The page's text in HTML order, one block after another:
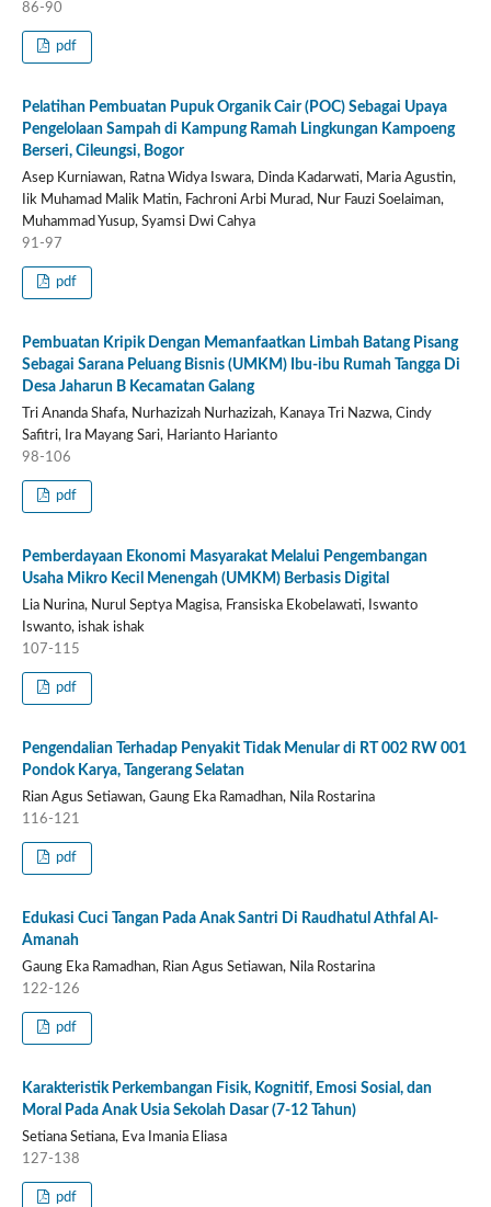
86-90
pdf
Pelatihan Pembuatan Pupuk Organik Cair (POC) Sebagai Upaya
Pengelolaan Sampah di Kampung Ramah Lingkungan Kampoeng
Berseri, Cileungsi, Bogor
Asep Kurniawan, Ratna Widya Iswara, Dinda Kadarwati, Maria Agustin,
Iik Muhamad Malik Matin, Fachroni Arbi Murad, Nur Fauzi Soelaiman,
Muhammad Yusup, Syamsi Dwi Cahya
91-97
pdf
Pembuatan Kripik Dengan Memanfaatkan Limbah Batang Pisang
Sebagai Sarana Peluang Bisnis (UMKM) Ibu-ibu Rumah Tangga Di
Desa Jaharun B Kecamatan Galang
Tri Ananda Shafa, Nurhazizah Nurhazizah, Kanaya Tri Nazwa, Cindy
Safitri, Ira Mayang Sari, Harianto Harianto
98-106
pdf
Pemberdayaan Ekonomi Masyarakat Melalui Pengembangan
Usaha Mikro Kecil Menengah (UMKM) Berbasis Digital
Lia Nurina, Nurul Septya Magisa, Fransiska Ekobelawati, Iswanto
Iswanto, ishak ishak
107-115
pdf
Pengendalian Terhadap Penyakit Tidak Menular di RT 002 RW 001
Pondok Karya, Tangerang Selatan
Rian Agus Setiawan, Gaung Eka Ramadhan, Nila Rostarina
116-121
pdf
Edukasi Cuci Tangan Pada Anak Santri Di Raudhatul Athfal Al-
Amanah
Gaung Eka Ramadhan, Rian Agus Setiawan, Nila Rostarina
122-126
pdf
Karakteristik Perkembangan Fisik, Kognitif, Emosi Sosial, dan
Moral Pada Anak Usia Sekolah Dasar (7-12 Tahun)
Setiana Setiana, Eva Imania Eliasa
127-138
pdf